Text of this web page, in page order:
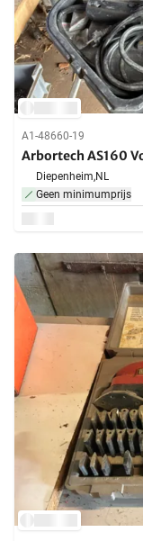
A1-48660-19
Arbortech AS160
Diepenheim,NL
Geen minimumprijs